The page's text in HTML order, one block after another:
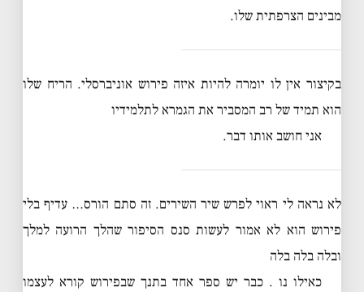
מבינים הצרפתית שלו.
בקיצור אין לו יומרה להיות איזה פירוש אוניברסלי. הריח שלו
הוא תמיד של רב המסביר את הגמרא לתלמידיו
אני חושב אותו דבר.
לא נראה לי ראוי לפרש שיר השירים. זה סתם הורס… עדיף בלי
פירוש הוא לא אמור לעשות סנס הסיפור שהלך הרועה למלך
ובלה בלה בלה
כאילו נו . כבר יש ספר אחד בתנך שבפירוש קורא לעצמו